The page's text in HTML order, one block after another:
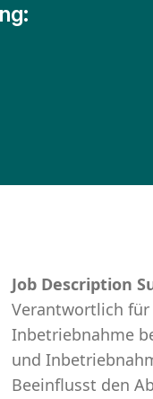
Job Description
Verantwortlich
Inbetriebnahme
und
Beeinflusst den